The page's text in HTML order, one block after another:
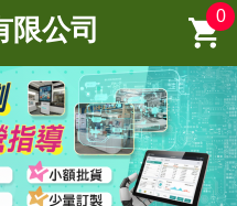
限公司 0
✖